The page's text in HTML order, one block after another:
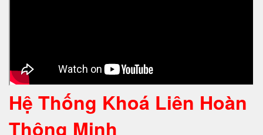
Hệ Thống Khoá Liên Hoàn
Thông Minh